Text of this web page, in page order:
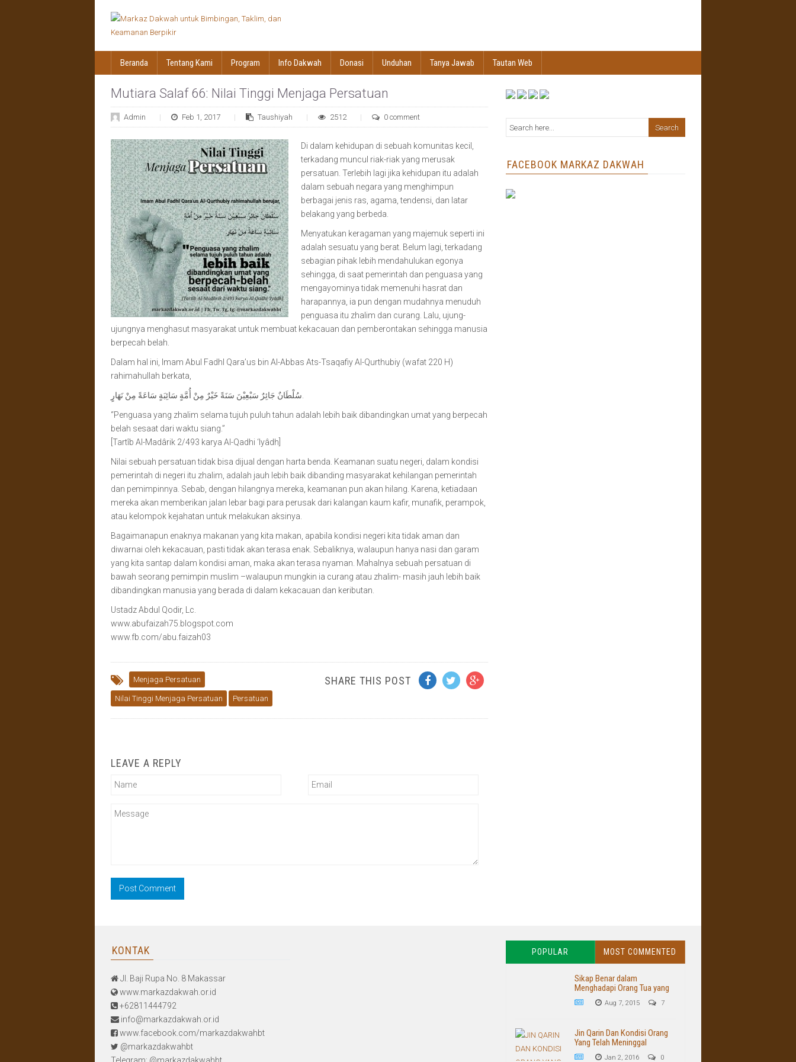
Beranda Tentang Kami Program Info Dakwah Donasi Unduhan Tanya Jawab Tautan Web
Mutiara Salaf 66: Nilai Tinggi Menjaga Persatuan
Admin Feb 1, 2017 Taushiyah 2512 0 comment
Di dalam kehidupan di sebuah komunitas kecil,
terkadang muncul riak-riak yang merusak
persatuan. Terlebih lagi jika kehidupan itu adalah
dalam sebuah negara yang menghimpun
berbagai jenis ras, agama, tendensi, dan latar
belakang yang berbeda.
Menyatukan keragaman yang majemuk seperti ini
adalah sesuatu yang berat. Belum lagi, terkadang
sebagian pihak lebih mendahulukan egonya
sehingga, di saat pemerintah dan penguasa yang
mengayominya tidak memenuhi hasrat dan
harapannya, ia pun dengan mudahnya menuduh
penguasa itu zhalim dan curang. Lalu, ujung-
ujungnya menghasut masyarakat untuk membuat kekacauan dan pemberontakan sehingga manusia
berpecah belah.
Dalam hal ini, Imam Abul Fadhl Qara’us bin Al-Abbas Ats-Tsaqafiy Al-Qurthubiy (wafat 220 H)
rahimahullah berkata,
“Penguasa yang zhalim selama tujuh puluh tahun adalah lebih baik dibandingkan umat yang berpecah
belah sesaat dari waktu siang.”
[Tartîb Al-Madârik 2/493 karya Al-Qadhi ‘Iyâdh]
Nilai sebuah persatuan tidak bisa dijual dengan harta benda. Keamanan suatu negeri, dalam kondisi
pemerintah di negeri itu zhalim, adalah jauh lebih baik dibanding masyarakat kehilangan pemerintah
dan pemimpinnya. Sebab, dengan hilangnya mereka, keamanan pun akan hilang. Karena, ketiadaan
mereka akan memberikan jalan lebar bagi para perusak dari kalangan kaum kafir, munafik, perampok,
atau kelompok kejahatan untuk melakukan aksinya.
Bagaimanapun enaknya makanan yang kita makan, apabila kondisi negeri kita tidak aman dan
diwarnai oleh kekacauan, pasti tidak akan terasa enak. Sebaliknya, walaupun hanya nasi dan garam
yang kita santap dalam kondisi aman, maka akan terasa nyaman. Mahalnya sebuah persatuan di
bawah seorang pemimpin muslim –walaupun mungkin ia curang atau zhalim- masih jauh lebih baik
dibandingkan manusia yang berada di dalam kekacauan dan keributan.
Ustadz Abdul Qodir, Lc.
www.abufaizah75.blogspot.com
www.fb.com/abu.faizah03
Menjaga Persatuan
Nilai Tinggi Menjaga Persatuan Persatuan
SHARE THIS POST
LEAVE A REPLY
FACEBOOK MARKAZ DAKWAH
KONTAK
Jl. Baji Rupa No. 8 Makassar
www.markazdakwah.or.id
+62811444792
info@markazdakwah.or.id
www.facebook.com/markazdakwahbt
@markazdakwahbt
POPULAR MOST COMMENTED
Sikap Benar dalam
Menghadapi Orang Tua yang
Buruk dan Kasar
Aug 7, 2015 7
Jin Qarin Dan Kondisi Orang
Yang Telah Meninggal
Jan 2, 2016 0